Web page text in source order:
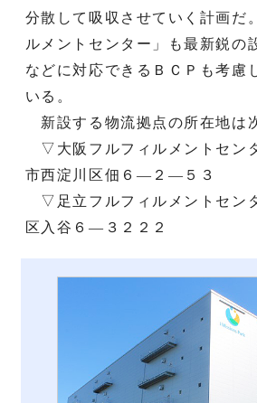
分散して吸収させていく計画だ
ルメントセンター」も最新鋭の
などに対応できるＢＣＰも考慮
いる。
新設する物流拠点の所在地は
▽大阪フルフィルメントセン
市西淀川区佃６—２—５３
▽足立フルフィルメントセン
区入谷６—３２２２